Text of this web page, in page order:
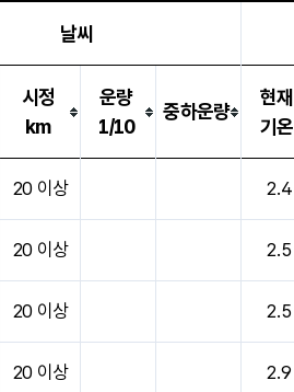
날씨
시정
km
운량
1/10
중하운량
현재
기온
20 이상 2.4
20 이상 2.5
20 이상 2.5
20 이상 2.9